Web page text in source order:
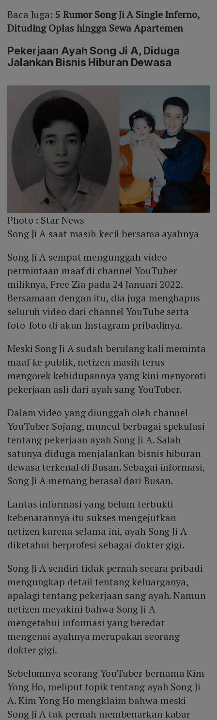
Baca Juga: 5 Rumor Song Ji A Single Inferno,
Dituding Oplas hingga Sewa Apartemen
Pekerjaan Ayah Song Ji A, Diduga
Jalankan Bisnis Hiburan Dewasa
Photo : Star News
Song Ji A saat masih kecil bersama ayahnya
Song Ji A sempat mengunggah video
permintaan maaf di channel YouTuber
miliknya, Free Zia pada 24 Januari 2022.
Bersamaan dengan itu, dia juga menghapus
seluruh video dari channel YouTube serta
foto-foto di akun Instagram pribadinya.
Meski Song Ji A sudah berulang kali meminta
maaf ke publik, netizen masih terus
mengorek kehidupannya yang kini menyoroti
pekerjaan asli dari ayah sang YouTuber.
Dalam video yang diunggah oleh channel
YouTuber Sojang, muncul berbagai spekulasi
tentang pekerjaan ayah Song Ji A. Salah
satunya diduga menjalankan bisnis hiburan
dewasa terkenal di Busan. Sebagai informasi,
Song Ji A memang berasal dari Busan.
Lantas informasi yang belum terbukti
kebenarannya itu sukses mengejutkan
netizen karena selama ini, ayah Song Ji A
diketahui berprofesi sebagai dokter gigi.
Song Ji A sendiri tidak pernah secara pribadi
mengungkap detail tentang keluarganya,
apalagi tentang pekerjaan sang ayah. Namun
netizen meyakini bahwa Song Ji A
mengetahui informasi yang beredar
mengenai ayahnya merupakan seorang
dokter gigi.
Sebelumnya seorang YouTuber bernama Kim
Yong Ho, meliput topik tentang ayah Song Ji
A. Kim Yong Ho mengklaim bahwa meski
Song Ji A tak pernah membenarkan kabar